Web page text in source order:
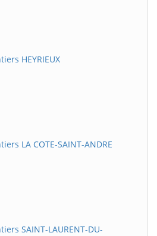
HEYRIEUX
LA COTE-SAINT-ANDRE
SAINT-LAURENT-DU-